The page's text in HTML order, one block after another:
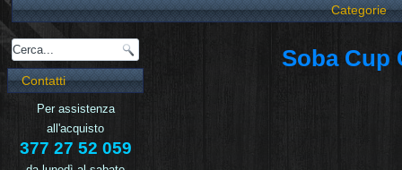
Categorie
Contatti
Per assistenza
all'acquisto
377 27 52 059
Soba Cup